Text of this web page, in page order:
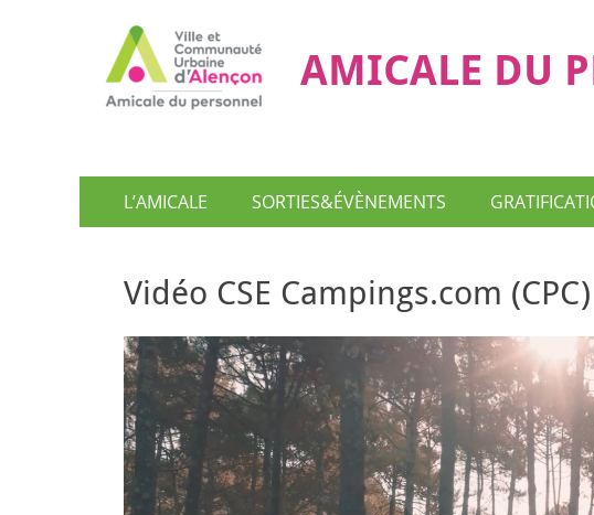
AMICALE DU
Menu
principal
L’AMICALE SORTIES&ÉVÈNEMENTS
Vidéo CSE Campings.com (CPC)
Lecteur
vidéo